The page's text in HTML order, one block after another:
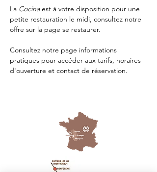
La Cocina est à votre disposition pour une
petite restauration le midi, consultez notre
offre sur la page se restaurer.
Consultez notre page informations
pratiques pour accéder aux tarifs, horaires
d'ouverture et contact de réservation.